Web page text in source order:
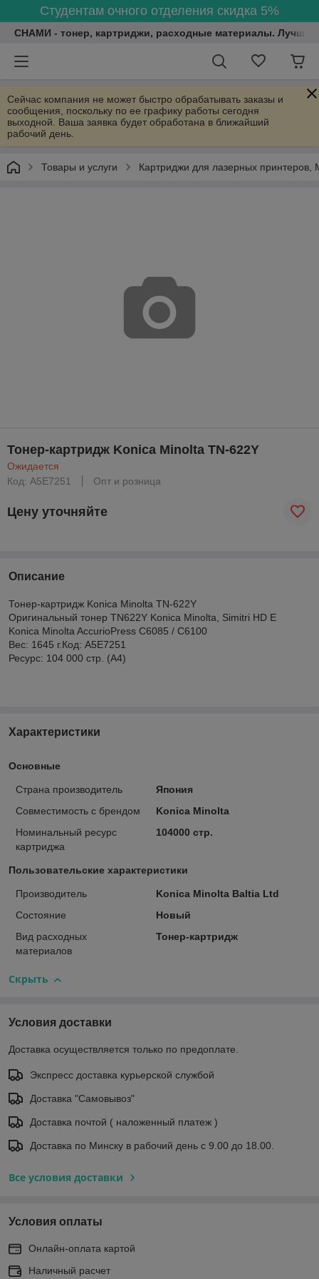
Студентам очного отделения скидка 5%
СНАМИ - тонер, картриджи, расходные материалы.
Сейчас компания не может быстро обрабатывать заказы и
сообщения, поскольку по ее графику работы сегодня
выходной. Ваша заявка будет обработана в ближайший
рабочий день.
Товары и услуги Картриджи для лазерных
Тонер-картридж Konica Minolta TN-622Y
Ожидается
Код: A5E7251
Опт и розница
Цену уточняйте
Описание
Тонер-картридж Konica Minolta TN-622Y
Оригинальный тонер TN622Y Konica Minolta, Simitri HD E
Konica Minolta AccurioPress C6085 / C6100
Вес: 1645 г.Код: A5E7251
Ресурс: 104 000 стр. (А4)
Характеристики
Основные
Страна производитель
Япония
Совместимость с брендом
Konica Minolta
Номинальный ресурс
картриджа
104000 стр.
Пользовательские характеристики
Производитель
Konica Minolta Baltia Ltd
Состояние
Новый
Вид расходных
материалов
Тонер-картридж
Скрыть
Условия доставки
Доставка осуществляется только по предоплате.
Экспресс доставка курьерской службой
Доставка "Самовывоз"
Доставка почтой ( наложенный платеж )
Доставка по Минску в рабочий день с 9.00 до 18.00.
Все условия доставки
Условия оплаты
Онлайн-оплата картой
Наличный расчет